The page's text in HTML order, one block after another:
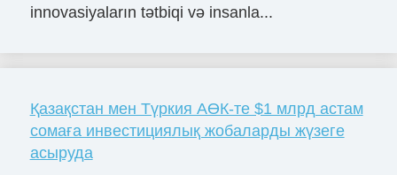
innovasiyaların tətbiqi və insanla...
Қазақстан мен Түркия АӨК-те $1 млрд астам
сомаға инвестициялық жобаларды жүзеге
асыруда